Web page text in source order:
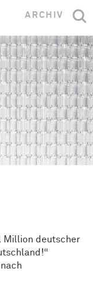
ARCHIV
Million deutscher